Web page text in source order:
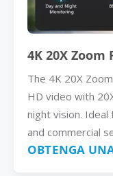
4K 20X Zoom
The 4K 20X
HD video with
night vision.
and commercial
OBTENGA